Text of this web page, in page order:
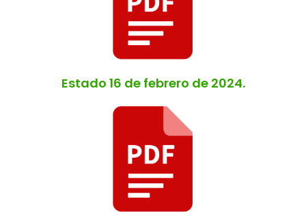
Estado 16 de febrero de 2024.